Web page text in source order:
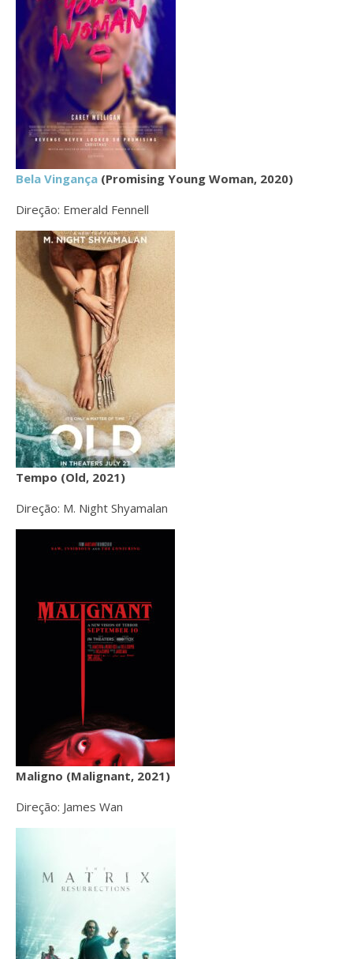
Bela Vingança (Promising Young Woman, 2020)
Direção: Emerald Fennell
Tempo (Old, 2021)
Direção: M. Night Shyamalan
Maligno (Malignant, 2021)
Direção: James Wan